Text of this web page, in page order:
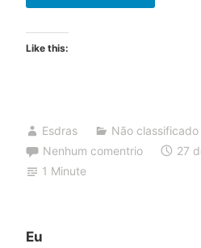
Like this:
Esdras
Não classificado
Nenhum comentrio
27
1 Minute
Eu